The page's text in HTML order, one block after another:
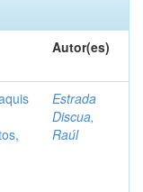
Autor(es)
Estrada
Discua,
Raúl